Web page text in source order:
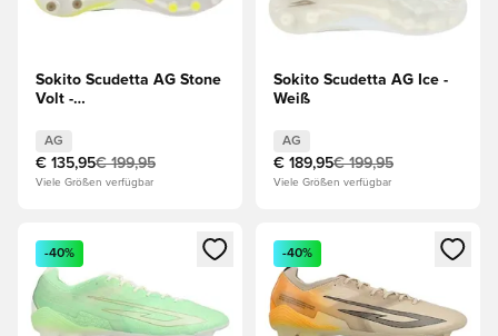
Sokito Scudetta AG Stone
Volt -
AG
€ 135,95€ 199,95
Viele Größen verfügbar
Sokito Scudetta AG Ice -
Weiß
AG
€ 189,95€ 199,95
Viele Größen verfügbar
Öffnet ein Fenster zum Anmelden oder Registrieren als
-40%
Öffnet ein Fenster zum
-40%